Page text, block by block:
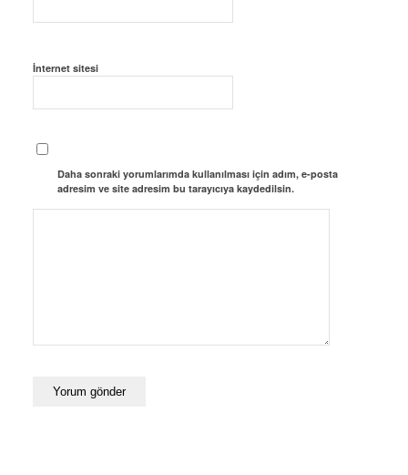
İnternet sitesi
Daha sonraki yorumlarımda kullanılması için adım, e-posta
adresim ve site adresim bu tarayıcıya kaydedilsin.